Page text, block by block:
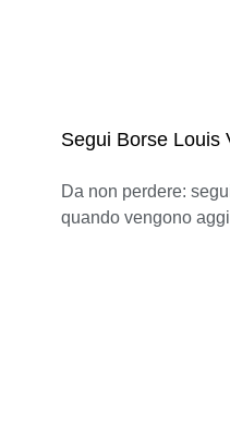
Segui Borse Louis
Da non perdere:
quando vengono